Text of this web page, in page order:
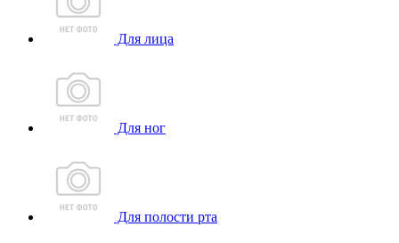
Для лица
Для ног
Для полости рта